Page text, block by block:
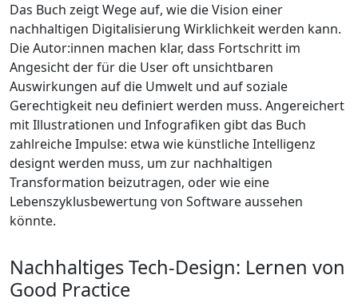
Das Buch zeigt Wege auf, wie die Vision einer
nachhaltigen Digitalisierung Wirklichkeit werden kann.
Die Autor:innen machen klar, dass Fortschritt im
Angesicht der für die User oft unsichtbaren
Auswirkungen auf die Umwelt und auf soziale
Gerechtigkeit neu definiert werden muss. Angereichert
mit Illustrationen und Infografiken gibt das Buch
zahlreiche Impulse: etwa wie künstliche Intelligenz
designt werden muss, um zur nachhaltigen
Transformation beizutragen, oder wie eine
Lebenszyklusbewertung von Software aussehen
könnte.
Nachhaltiges Tech-Design: Lernen von
Good Practice